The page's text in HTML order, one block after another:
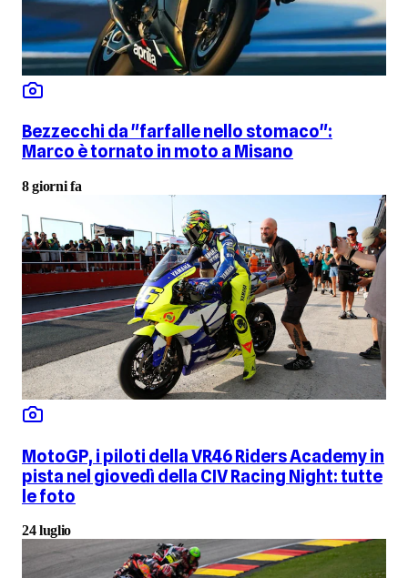
Bezzecchi da "farfalle nello stomaco":
Marco è tornato in moto a Misano
8 giorni fa
MotoGP, i piloti della VR46 Riders Academy in
pista nel giovedì della CIV Racing Night: tutte
le foto
24 luglio